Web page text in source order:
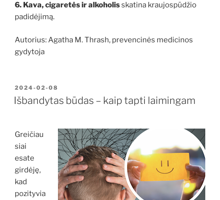
6. Kava, cigaretės ir alkoholisskatina kraujospūdžio
padidėjimą.
Autorius: Agatha M. Thrash, prevencinės medicinos
gydytoja
PASKELBTA
2024-02-08
Išbandytas būdas – kaip tapti laimingam
Greičiau
siai
esate
girdėję,
kad
pozityvia